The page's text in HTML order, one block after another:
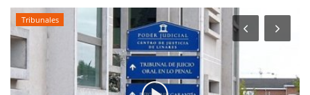
Tribunales